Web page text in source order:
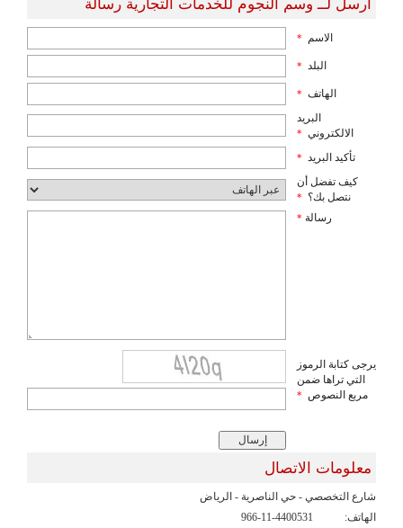
الاسم *
البلد *
الهاتف *
البريد
الالكتروني *
تأكيد البريد *
كيف تفضل أن
نتصل بك؟ *
رسالة *
يرجى كتابة الرموز
التي تراها ضمن
مربع النصوص *
معلومات الاتصال
شارع التخصصي - حي الناصرية - الرياض
الهاتف:
966-11-4400531